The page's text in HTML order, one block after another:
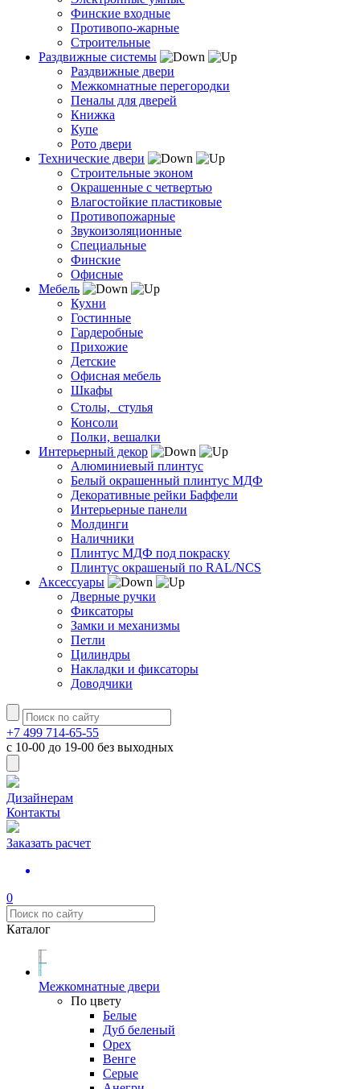
Финские входные
Противопо-жарные
Строительные
Раздвижные системы
Раздвижные двери
Межкомнатные перегородки
Пеналы для дверей
Книжка
Купе
Рото двери
Технические двери
Строительные эконом
Окрашенные с четвертью
Влагостойкие пластиковые
Противопожарные
Звукоизоляционные
Специальные
Финские
Офисные
Мебель
Кухни
Гостинные
Гардеробные
Прихожие
Детские
Офисная мебель
Шкафы
Столы, стулья
Консоли
Полки, вешалки
Интерьерный декор
Алюминиевый плинтус
Белый окрашенный плинтус МДФ
Декоративные рейки Баффели
Интерьерные панели
Молдинги
Наличники
Плинтус МДФ под покраску
Плинтус окрашеный по RAL/NCS
Аксессуары
Дверные ручки
Фиксаторы
Замки и механизмы
Петли
Цилиндры
Накладки и фиксаторы
Доводчики
+7 499 714-65-55
с 10-00 до 19-00 без выходных
Дизайнерам
Контакты
Заказать расчет
0
Каталог
Межкомнатные двери
По цвету
Белые
Дуб беленый
Орех
Венге
Серые